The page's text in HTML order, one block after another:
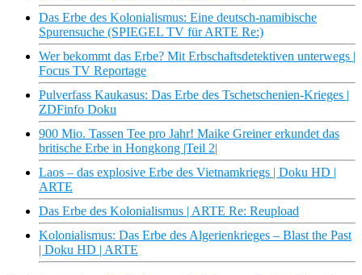
Das Erbe des Kolonialismus: Eine deutsch-namibische
Spurensuche (SPIEGEL TV für ARTE Re:)
Wer bekommt das Erbe? Mit Erbschaftsdetektiven unterwegs |
Focus TV Reportage
Pulverfass Kaukasus: Das Erbe des Tschetschenien-Krieges |
ZDFinfo Doku
900 Mio. Tassen Tee pro Jahr! Maike Greiner erkundet das
britische Erbe in Hongkong |Teil 2|
Laos – das explosive Erbe des Vietnamkriegs | Doku HD |
ARTE
Das Erbe des Kolonialismus | ARTE Re: Reupload
Kolonialismus: Das Erbe des Algerienkrieges – Blast the Past
| Doku HD | ARTE